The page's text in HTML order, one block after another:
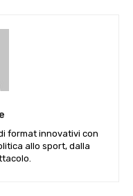
format innovativi con
allo sport, dalla